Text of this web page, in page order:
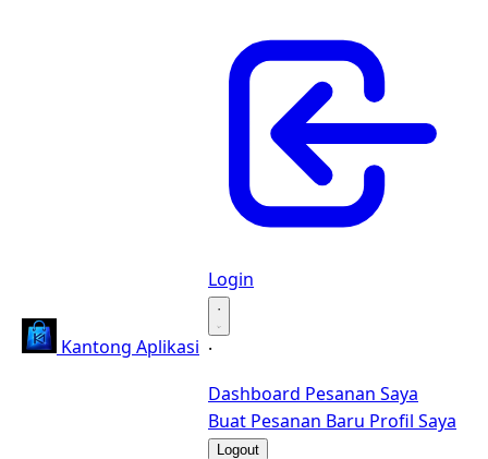
Kantong Aplikasi
Login
·
·
Dashboard Pesanan Saya
Buat Pesanan Baru Profil Saya
Logout